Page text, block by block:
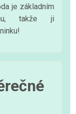
je základním
takže ji